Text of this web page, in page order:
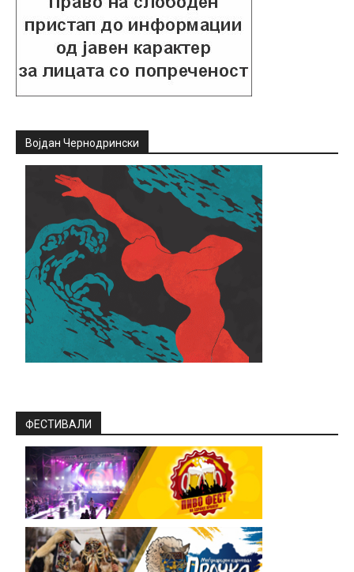
Војдан Чернодрински
ФЕСТИВАЛИ